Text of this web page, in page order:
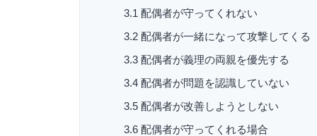
3.1 配偶者が守ってくれない
3.2 配偶者が一緒になって攻撃してくる
3.3 配偶者が義理の両親を優先する
3.4 配偶者が問題を認識していない
3.5 配偶者が改善しようとしない
3.6 配偶者が守ってくれる場合